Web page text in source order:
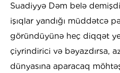
Suadiyyə Dəm belə
işıqlar yandığı müddətcə
göründüyünə heç diqqət
çiyrindirici və bəyazdırsa,
dünyasına aparacaq